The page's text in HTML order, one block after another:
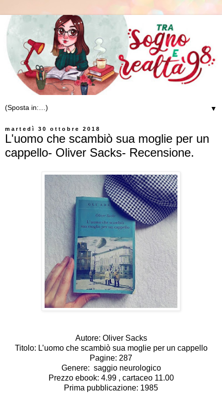
▼
martedì 30 ottobre 2018
L'uomo che scambiò sua moglie per un
cappello- Oliver Sacks- Recensione.
Autore: Oliver Sacks
Titolo: L’uomo che scambiò sua moglie per un cappello
Pagine: 287
Genere: saggio neurologico
Prezzo ebook: 4.99 , cartaceo 11.00
Prima pubblicazione: 1985